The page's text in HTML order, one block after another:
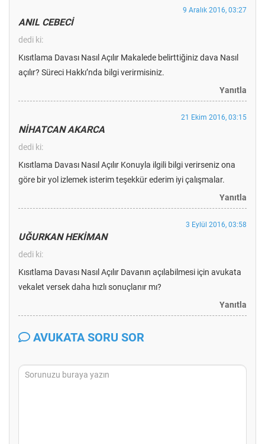
ANIL CEBECİ
dedi ki:
9 Aralık 2016, 03:27
Kısıtlama Davası Nasıl Açılır Makalede belirttiğiniz dava Nasıl
açılır? Süreci Hakkı’nda bilgi verirmisiniz.
Yanıtla
NİHATCAN AKARCA
dedi ki:
21 Ekim 2016, 03:15
Kısıtlama Davası Nasıl Açılır Konuyla ilgili bilgi verirseniz ona
göre bir yol izlemek isterim teşekkür ederim iyi çalışmalar.
Yanıtla
UĞURKAN HEKİMAN
dedi ki:
3 Eylül 2016, 03:58
Kısıtlama Davası Nasıl Açılır Davanın açılabilmesi için avukata
vekalet versek daha hızlı sonuçlanır mı?
Yanıtla
AVUKATA SORU SOR